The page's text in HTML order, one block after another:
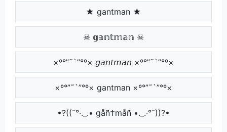
★ gantman ★
☠ 𝕘𝕒𝕟𝕥𝕞𝕒𝕟 ☠
×º°”˜`”°º× 𝘨𝘢𝘯𝘵𝘮𝘢𝘯 ×º°”˜`”°º×
×º°”˜`”°º× gantman ×º°”˜`”°º×
•?((¯°·._.• gåñ†måñ •._.·°¯))?•